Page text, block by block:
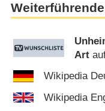
Art
Wikipedia
Wikipedia